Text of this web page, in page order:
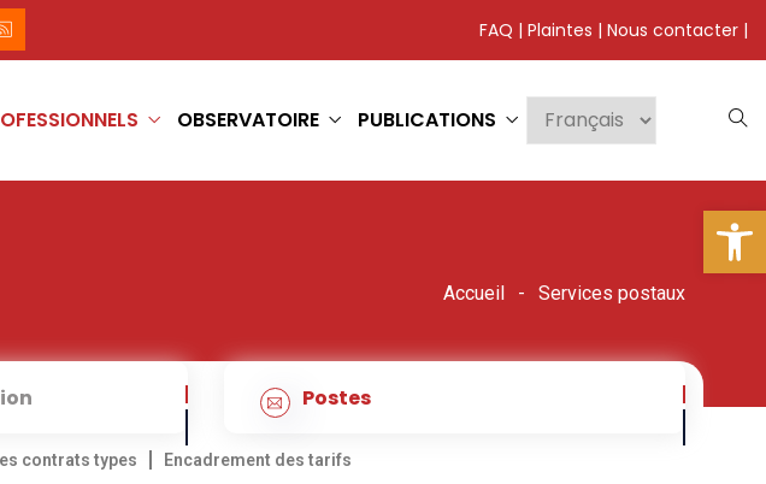
FAQ | Plaintes | Nous contacter |
OBSERVATOIRE PUBLICATIONS
Accueil Services postaux
Postes
contrats types Encadrement des tarifs